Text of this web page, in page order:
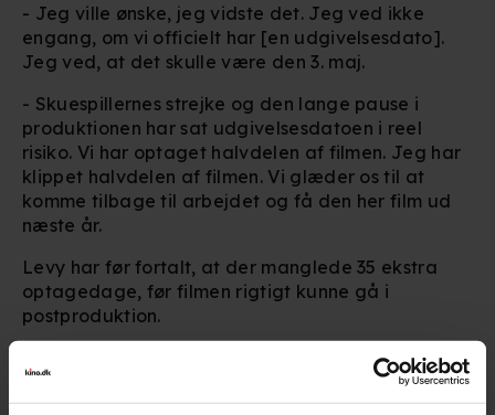
- Jeg ville ønske, jeg vidste det. Jeg ved ikke
engang, om vi officielt har [en udgivelsesdato].
Jeg ved, at det skulle være den 3. maj.
- Skuespillernes strejke og den lange pause i
produktionen har sat udgivelsesdatoen i reel
risiko. Vi har optaget halvdelen af filmen. Jeg har
klippet halvdelen af filmen. Vi glæder os til at
komme tilbage til arbejdet og få den her film ud
næste år.
Levy har før fortalt, at der manglede 35 ekstra
optagedage, før filmen rigtigt kunne gå i
postproduktion.
Levy indrømmede samtidig, at han havde forsømt
at prioritere de CGI-tunge scener i de tidlige
optagedage, hvilket ville have gjort det muligt at